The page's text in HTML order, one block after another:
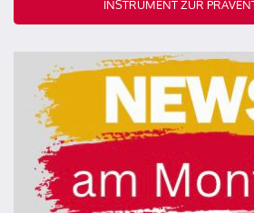
INSTRUMENT ZUR